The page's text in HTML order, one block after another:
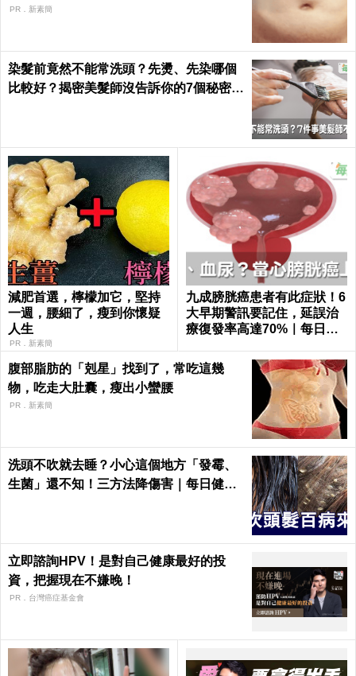
PR．新素簡
染髮前竟然不能常洗頭？先燙、先染哪個
比較好？揭密美髮師沒告訴你的7個秘密｜
減肥首選，檸檬加它，堅持
一週，腰細了，瘦到你懷疑
人生
PR．新素簡
九成膀胱癌患者有此症狀！6
大早期警訊要記住，延誤治
療復發率高達70%｜每日健
腹部脂肪的「剋星」找到了，常吃這幾
物，吃走大肚囊，瘦出小蠻腰
PR．新素簡
洗頭不吹就去睡？小心這個地方「發霉、
生菌」還不知！三方法降傷害｜每日健康
立即諮詢HPV！是對自己健康最好的投
資，把握現在不嫌晚！
PR．台灣癌症基金會